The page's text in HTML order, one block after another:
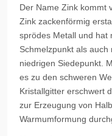
Der Name Zink kommt
Zink zackenförmig
sprödes Metall und hat
Schmelzpunkt als auch
niedrigen Siedepunkt.
es zu den schweren
Kristallgitter erschwert
zur Erzeugung von
Warmumformung